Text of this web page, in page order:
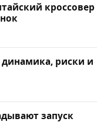
кроссовер
риски и
запуск